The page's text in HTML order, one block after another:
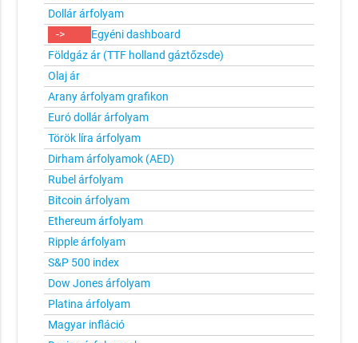
Dollár árfolyam
->
Egyéni dashboard
Földgáz ár (TTF holland gáztőzsde)
Olaj ár
Arany árfolyam grafikon
Euró dollár árfolyam
Török líra árfolyam
Dirham árfolyamok (AED)
Rubel árfolyam
Bitcoin árfolyam
Ethereum árfolyam
Ripple árfolyam
S&P 500 index
Dow Jones árfolyam
Platina árfolyam
Magyar infláció